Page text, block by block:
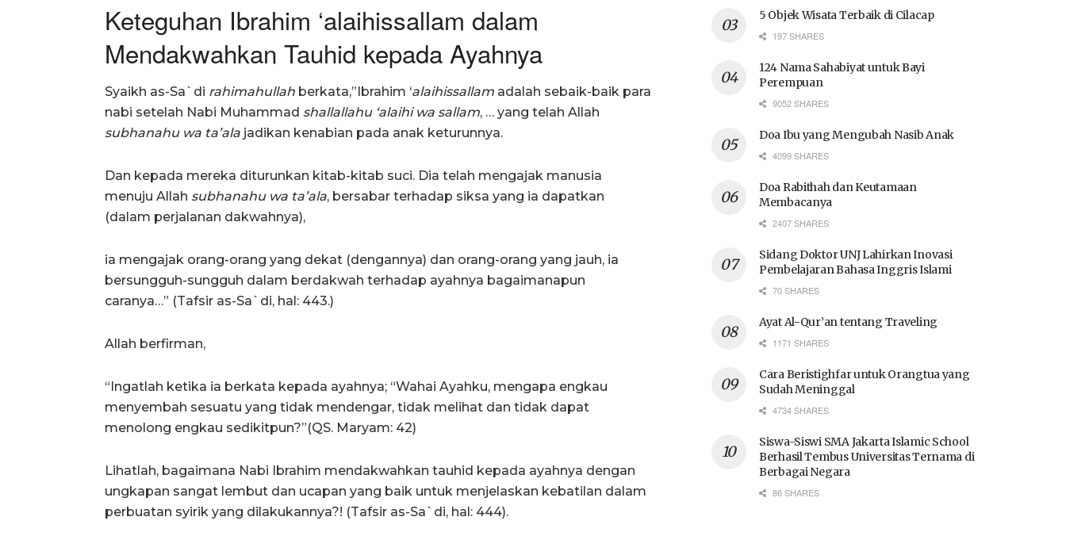
Keteguhan Ibrahim ‘alaihissallam dalam
Mendakwahkan Tauhid kepada Ayahnya
Syaikh as-Sa`di rahimahullah berkata,”Ibrahim ‘alaihissallam adalah sebaik-baik para
nabi setelah Nabi Muhammad shallallahu ‘alaihi wa sallam, … yang telah Allah
subhanahu wa ta’ala jadikan kenabian pada anak keturunnya.
Dan kepada mereka diturunkan kitab-kitab suci. Dia telah mengajak manusia
menuju Allah subhanahu wa ta’ala, bersabar terhadap siksa yang ia dapatkan
(dalam perjalanan dakwahnya),
ia mengajak orang-orang yang dekat (dengannya) dan orang-orang yang jauh, ia
bersungguh-sungguh dalam berdakwah terhadap ayahnya bagaimanapun
caranya…” (Tafsir as-Sa`di, hal: 443.)
Allah berfirman,
“Ingatlah ketika ia berkata kepada ayahnya; “Wahai Ayahku, mengapa engkau
menyembah sesuatu yang tidak mendengar, tidak melihat dan tidak dapat
menolong engkau sedikitpun?”(QS. Maryam: 42)
Lihatlah, bagaimana Nabi Ibrahim mendakwahkan tauhid kepada ayahnya dengan
ungkapan sangat lembut dan ucapan yang baik untuk menjelaskan kebatilan dalam
perbuatan syirik yang dilakukannya?! (Tafsir as-Sa`di, hal: 444).
5 Objek Wisata Terbaik di Cilacap
197 SHARES
124 Nama Sahabiyat untuk Bayi
Perempuan
9052 SHARES
Doa Ibu yang Mengubah Nasib Anak
4099 SHARES
Doa Rabithah dan Keutamaan
Membacanya
2407 SHARES
Sidang Doktor UNJ Lahirkan Inovasi
Pembelajaran Bahasa Inggris Islami
70 SHARES
Ayat Al-Qur’an tentang Traveling
1171 SHARES
Cara Beristighfar untuk Orangtua yang
Sudah Meninggal
4734 SHARES
Siswa-Siswi SMA Jakarta Islamic School
Berhasil Tembus Universitas Ternama di
Berbagai Negara
86 SHARES